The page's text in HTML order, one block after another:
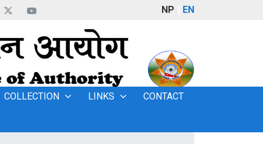
NP EN
COLLECTION LINKS CONTACT